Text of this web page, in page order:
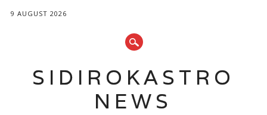
9 AUGUST 2026
SIDIROKASTRO
NEWS